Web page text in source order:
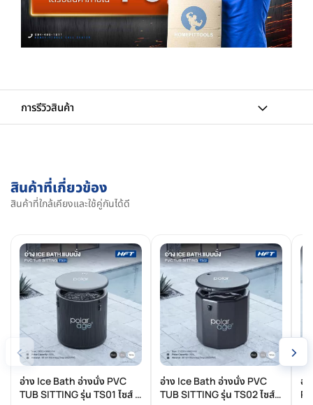
การรีวิวสินค้า
สินค้าที่เกี่ยวข้อง
สินค้าที่ใกล้เคียงและใช้คู่กันได้ดี
‹
อ่าง Ice Bath อ่างนั่ง PVC
TUB SITTING รุ่น TS01 ไซส์ S
อ่าง Ice Bath อ่างนั่ง PVC
TUB SITTING รุ่น TS02 ไซส์
อ่
›